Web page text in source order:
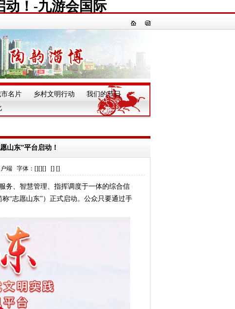
动！-九游会国际
名片 乡村文明行动 我们的节日 一
山东”平台启动！
户端 字体：[][][] [] []
、智慧管理、指挥调度于一体的综合信
“志愿山东”）正式启动。公众只要通过手